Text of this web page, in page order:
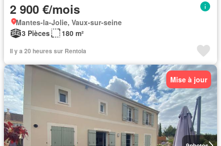
2 900 €/mois
Mantes-la-Jolie, Vaux-sur-seine
3 Pièces
180 m²
Il y a 20 heures sur Rentola
Mise à jour